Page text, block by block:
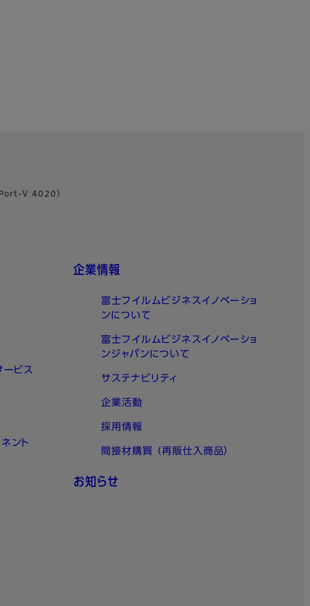
V 4020）
ービス
ント
企業情報
富士フイルムビジネスイノベーショ
ンについて
富士フイルムビジネスイノベーショ
ンジャパンについて
サステナビリティ
企業活動
採用情報
間接材購買 （再販仕入商品）
お知らせ